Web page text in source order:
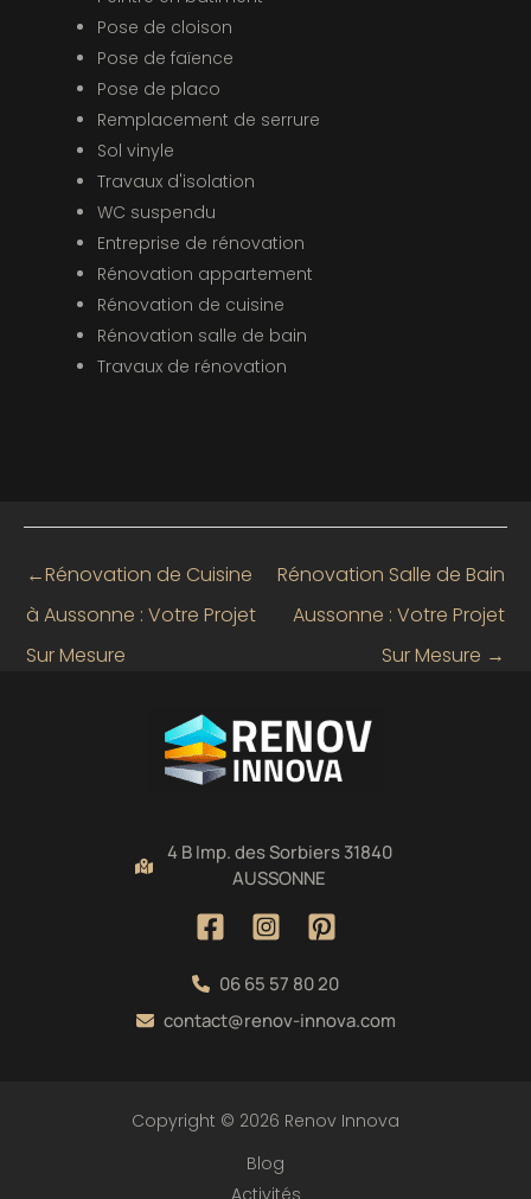
Pose de cloison
Pose de faïence
Pose de placo
Remplacement de serrure
Sol vinyle
Travaux d'isolation
WC suspendu
Entreprise de rénovation
Rénovation appartement
Rénovation de cuisine
Rénovation salle de bain
Travaux de rénovation
←Rénovation de Cuisine
à Aussonne : Votre Projet
Sur Mesure
Rénovation Salle de Bain
Aussonne : Votre Projet
Sur Mesure →
4 B Imp. des Sorbiers 31840
AUSSONNE
06 65 57 80 20
contact@renov-innova.com
Copyright © 2026 Renov Innova
Blog